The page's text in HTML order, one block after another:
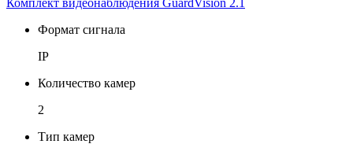
Формат сигнала
IP
Количество камер
2
Тип камер